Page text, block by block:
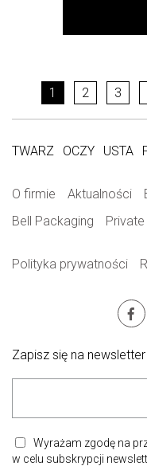
1 2 3
TWARZ OCZY USTA
O firmie Aktualności
Bell Packaging
Polityka prywatności
Zapisz się na newsletter
Wyrażam zgodę na
w celu subskrypcji